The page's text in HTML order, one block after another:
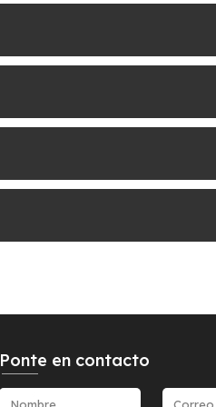
Ponte en contacto